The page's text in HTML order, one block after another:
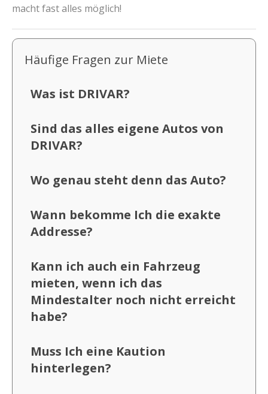
macht fast alles möglich!
Häufige Fragen zur Miete
Was ist DRIVAR?
Sind das alles eigene Autos von
DRIVAR?
Wo genau steht denn das Auto?
Wann bekomme Ich die exakte
Addresse?
Kann ich auch ein Fahrzeug
mieten, wenn ich das
Mindestalter noch nicht erreicht
habe?
Muss Ich eine Kaution
hinterlegen?